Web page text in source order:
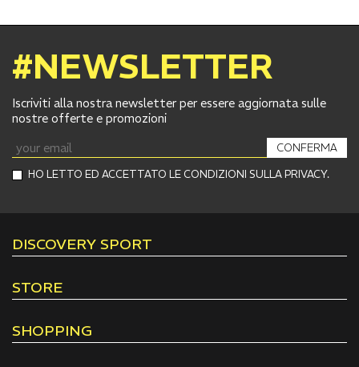
#NEWSLETTER
Iscriviti alla nostra newsletter per essere aggiornata sulle
nostre offerte e promozioni
HO LETTO ED ACCETTATO LE CONDIZIONI SULLA PRIVACY.
CONFERMA
DISCOVERY SPORT
STORE
SHOPPING